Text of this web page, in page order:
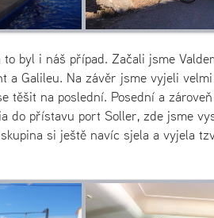
byl i náš případ. Začali jsme
a Galileu. Na závěr jsme vyjeli
těšit na poslední. Posední a
do přístavu port Soller, zde jsme
si ještě navíc sjela a vyjela